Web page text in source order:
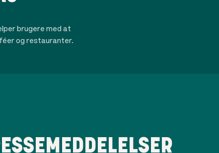
brugere med at
og restauranter.